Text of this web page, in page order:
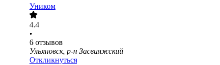
Уником
4.4
•
6 отзывов
Ульяновск, р-н Засвияжский
Откликнуться